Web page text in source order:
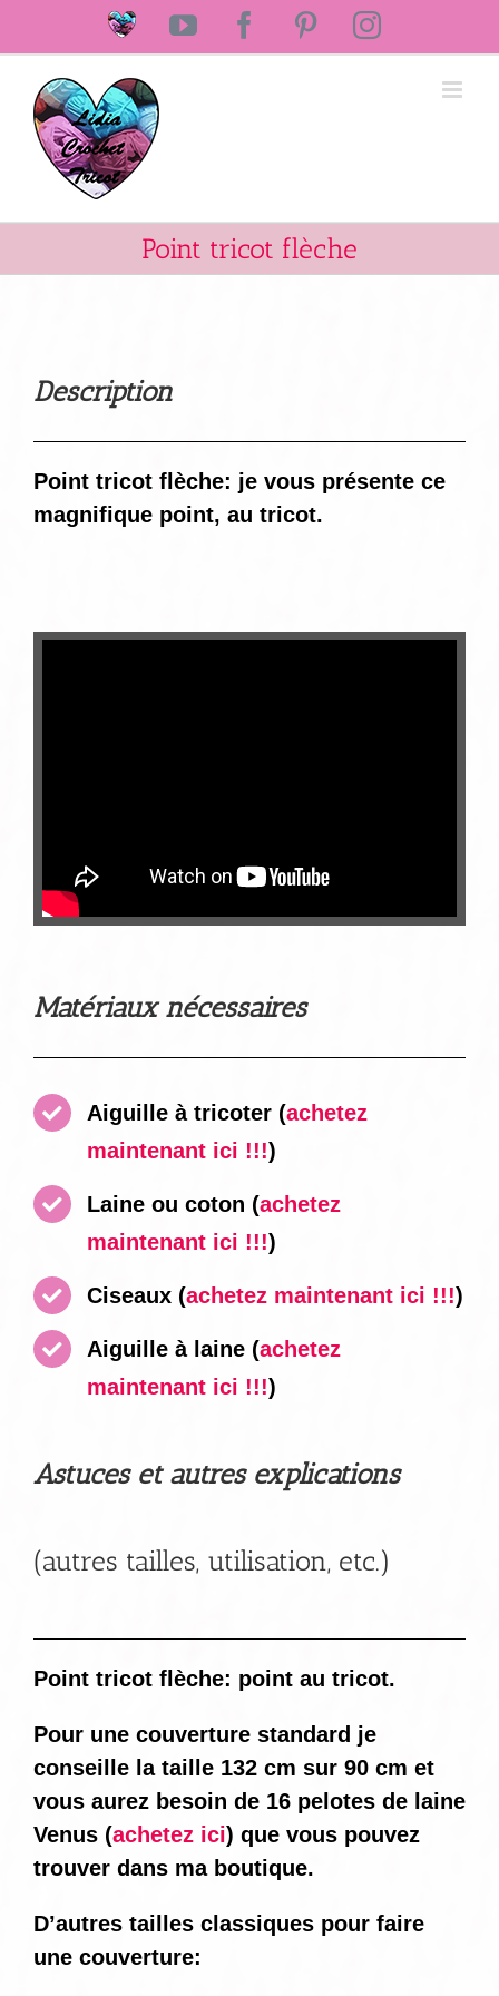
au
contenu
Laine
Lidia
Crochet
Tricot
YouTubeFacebookPinterestInstagram
Point tricot flèche
Description
Point tricot flèche: je vous présente ce
magnifique point, au tricot.
Matériaux nécessaires
Aiguille à tricoter (achetez
maintenant ici !!!)
Laine ou coton (achetez
maintenant ici !!!)
Ciseaux (achetez maintenant ici !!!)
Aiguille à laine (achetez
maintenant ici !!!)
Astuces et autres explications
(autres tailles, utilisation, etc.)
Point tricot flèche: point au tricot.
Pour une couverture standard je
conseille la taille 132 cm sur 90 cm et
vous aurez besoin de 16 pelotes de laine
Venus (achetez ici) que vous pouvez
trouver dans ma boutique.
D’autres tailles classiques pour faire
une couverture: